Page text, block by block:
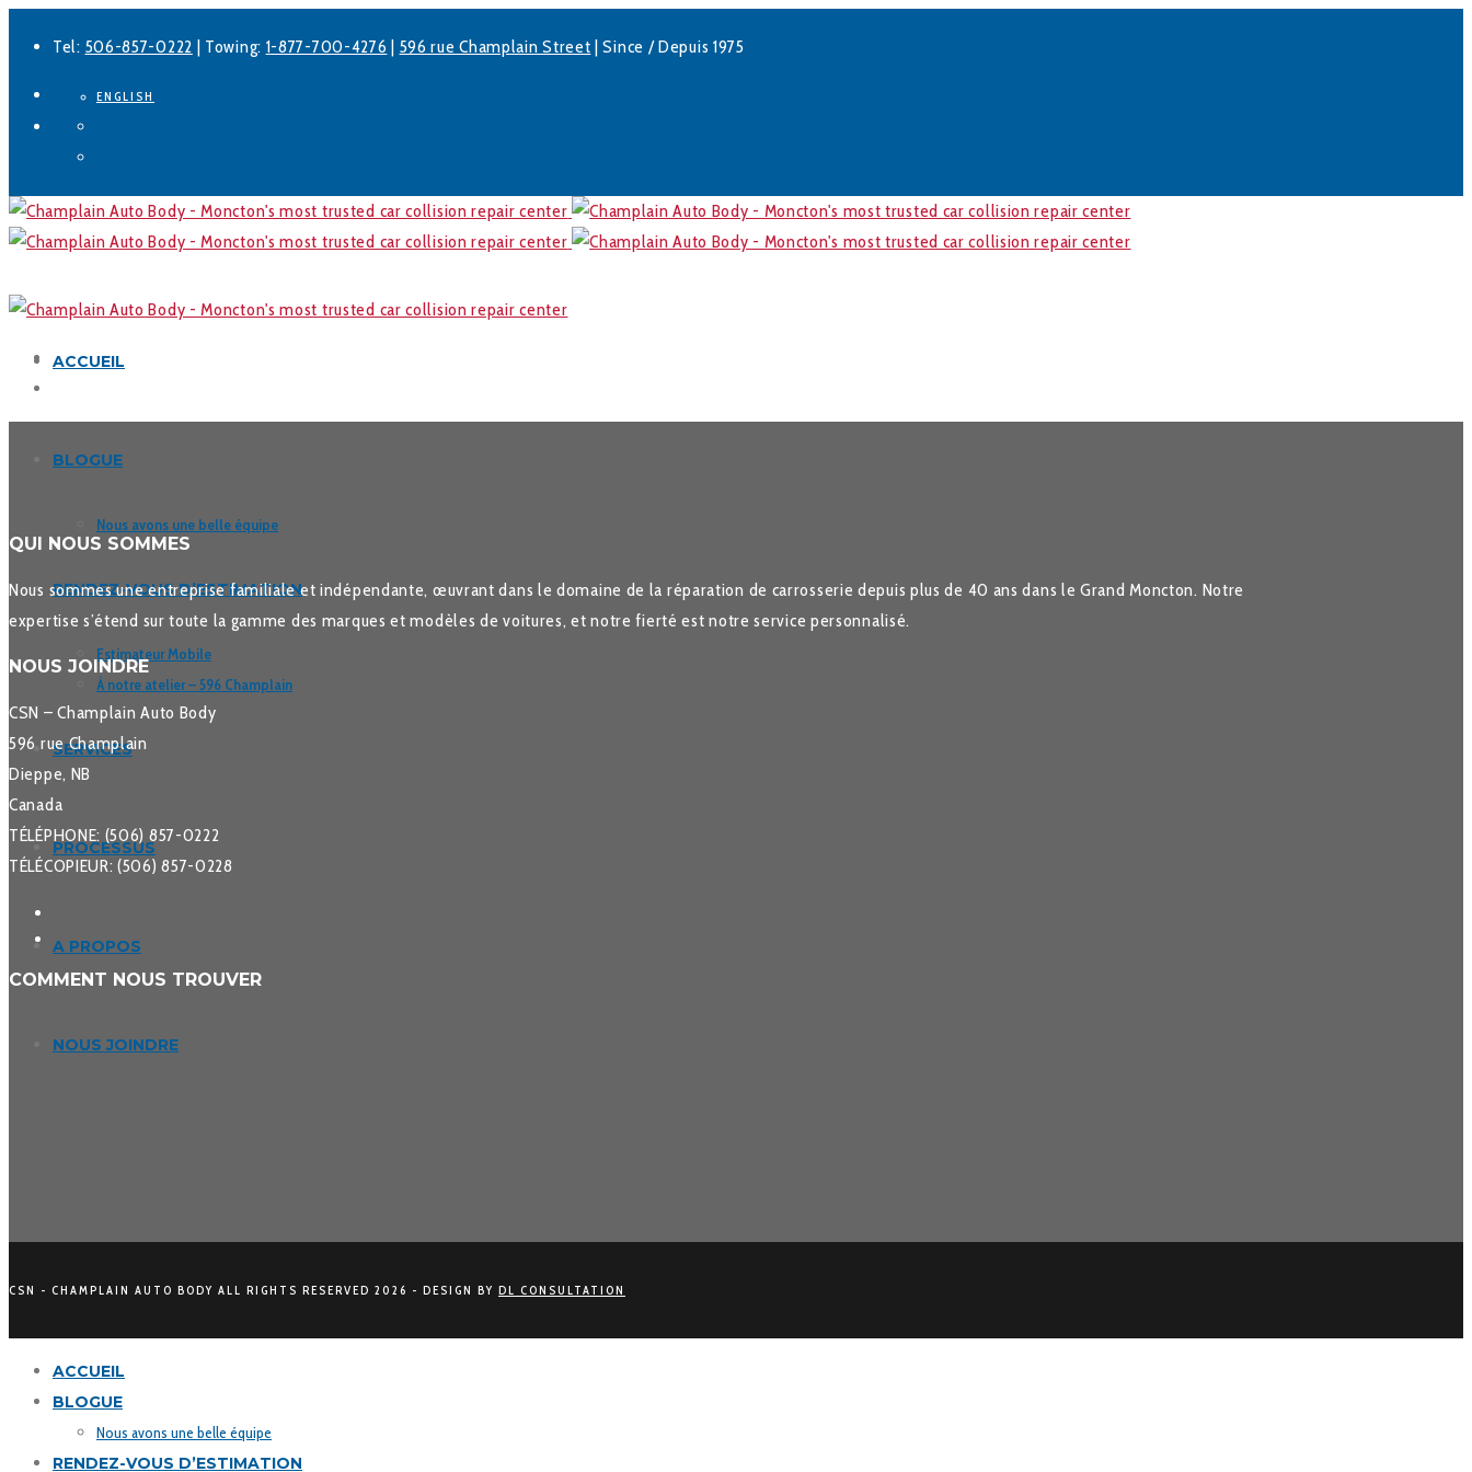
Tel: 506-857-0222 | Towing: 1-877-700-4276 | 596 rue Champlain Street | Since / Depuis 1975
ENGLISH
ACCUEIL
BLOGUE
Nous avons une belle équipe
RENDEZ-VOUS D’ESTIMATION
Estimateur Mobile
À notre atelier – 596 Champlain
SERVICES
PROCESSUS
A PROPOS
NOUS JOINDRE
QUI NOUS SOMMES
Nous sommes une entreprise familiale et indépendante, œuvrant dans le domaine de la réparation de carrosserie depuis plus de 40 ans dans le Grand Moncton. Notre
expertise s’étend sur toute la gamme des marques et modèles de voitures, et notre fierté est notre service personnalisé.
NOUS JOINDRE
CSN – Champlain Auto Body
596 rue Champlain
Dieppe, NB
Canada
TÉLÉPHONE: (506) 857-0222
TÉLÉCOPIEUR: (506) 857-0228
COMMENT NOUS TROUVER
CSN - CHAMPLAIN AUTO BODY ALL RIGHTS RESERVED 2026 - DESIGN BY DL CONSULTATION
ACCUEIL
BLOGUE
Nous avons une belle équipe
RENDEZ-VOUS D’ESTIMATION